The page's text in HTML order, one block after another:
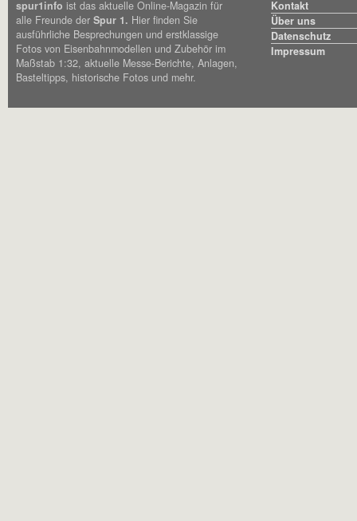
spur1info ist das aktuelle Online-Magazin für
alle Freunde der Spur 1. Hier finden Sie
ausführliche Besprechungen und erstklassige
Fotos von Eisenbahnmodellen und Zubehör im
Maßstab 1:32, aktuelle Messe-Berichte, Anlagen,
Basteltipps, historische Fotos und mehr.
Kontakt
Über uns
Datenschutz
Impressum